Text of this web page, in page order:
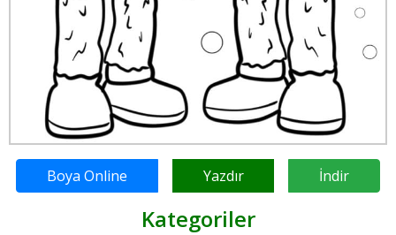
Boya Online Yazdır İndir
Kategoriler